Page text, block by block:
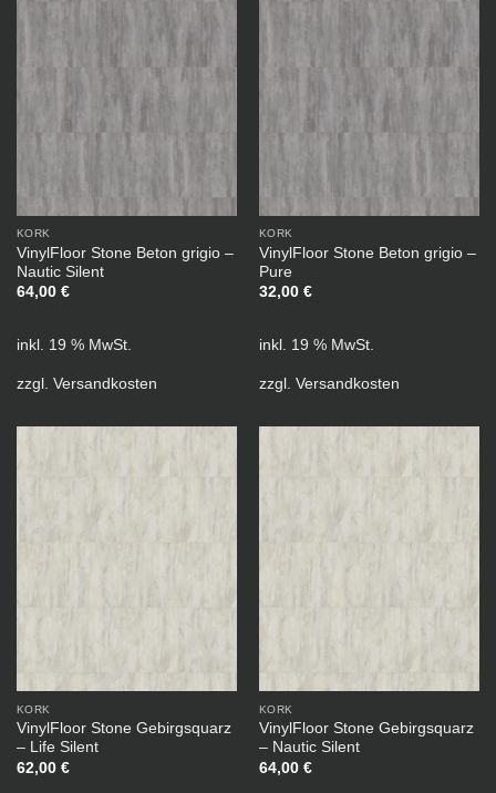
KORK
VinylFloor Stone Beton grigio –
Nautic Silent
64,00 €
inkl. 19 % MwSt.
zzgl. Versandkosten
KORK
VinylFloor Stone Beton grigio –
Pure
32,00 €
inkl. 19 % MwSt.
zzgl. Versandkosten
KORK
VinylFloor Stone Gebirgsquarz
– Life Silent
62,00 €
KORK
VinylFloor Stone Gebirgsquarz
– Nautic Silent
64,00 €